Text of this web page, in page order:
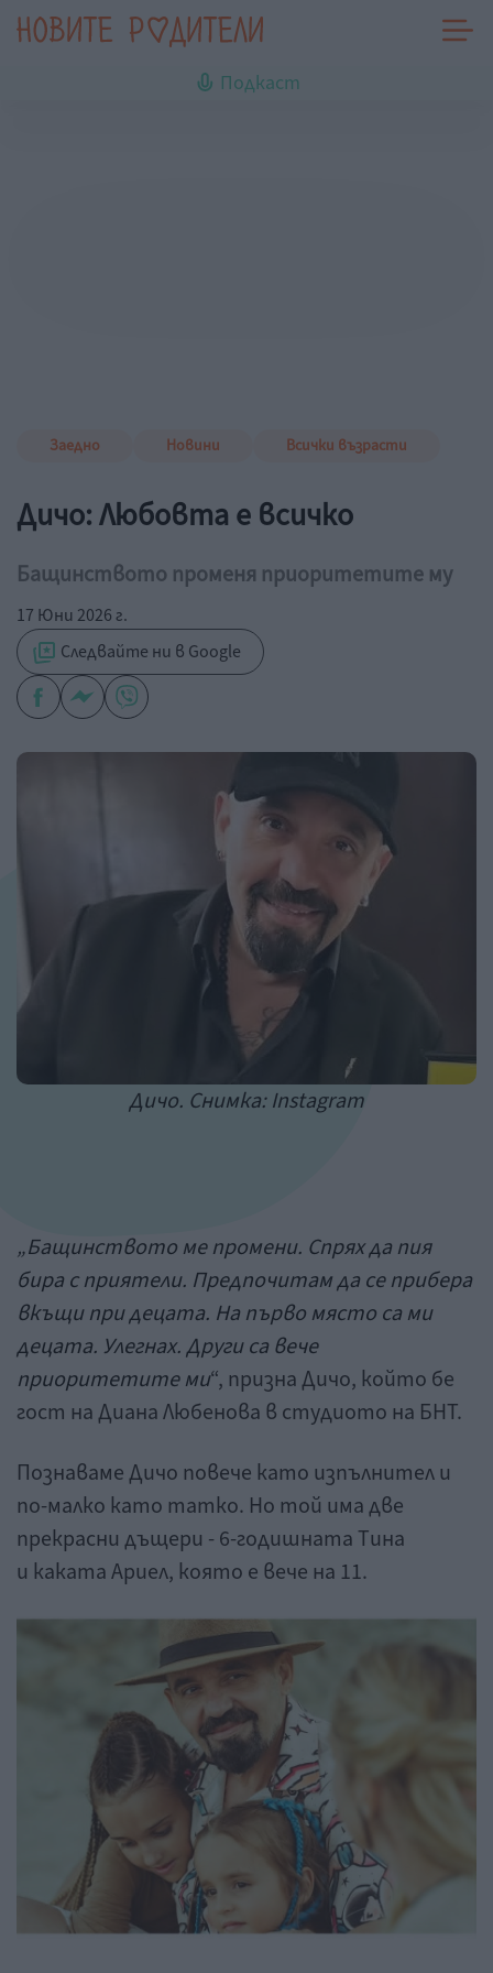
Подкаст
Заедно Новини Всички възрасти
Дичо: Любовта е всичко
Бащинството променя приоритетите му
17 Юни 2026 г.
Следвайте ни в Google
Дичо. Снимка: Instagram
„Бащинството ме промени. Спрях да пия
бира с приятели. Предпочитам да се прибера
вкъщи при децата. На първо място са ми
децата. Улегнах. Други са вече
приоритетите ми“, призна Дичо, който бе
гост на Диана Любенова в студиото на БНТ.
Познаваме Дичо повече като изпълнител и
по-малко като татко. Но той има две
прекрасни дъщери - 6-годишната Тина
и каката Ариел, която е вече на 11.